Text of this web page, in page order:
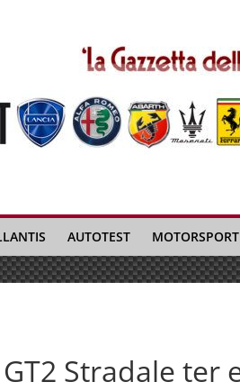
AUTOTEST MOTORSPORT
Stradale ter